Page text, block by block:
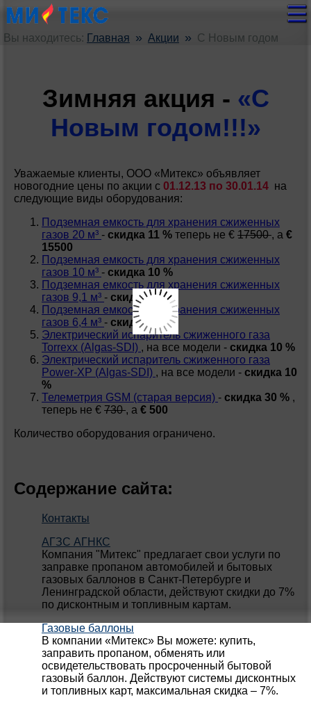
Вы находитесь: Главная » Акции » С Новым годом
Зимняя акция - «С
Новым годом!!!»
Уважаемые клиенты, ООО «Митекс» объявляет
новогодние цены по акции с 01.12.13 по 30.01.14 на
следующие виды оборудования:
Подземная емкость для хранения сжиженных
газов 20 м³ - скидка 11 % теперь не € 17500, а €
15500
Подземная емкость для хранения сжиженных
газов 10 м³ - скидка 10 %
Подземная емкость для хранения сжиженных
газов 9,1 м³ - скидка 10 %
Подземная емкость для хранения сжиженных
газов 6,4 м³ - скидка 5 %
Электрический испаритель сжиженного газа
Torrexx (Algas-SDI) , на все модели - скидка 10 %
Электрический испаритель сжиженного газа
Power-XP (Algas-SDI) , на все модели - скидка 10
%
Телеметрия GSM (старая версия) - скидка 30 % ,
теперь не € 730, а € 500
Количество оборудования ограничено.
Содержание сайта:
Контакты
АГЗС АГНКС
Компания "Митекс" предлагает свои услуги по
заправке пропаном автомобилей и бытовых
газовых баллонов в Санкт-Петербурге и
Ленинградской области, действуют скидки до 7%
по дисконтным и топливным картам.
Газовые баллоны
В компании «Митекс» Вы можете: купить,
заправить пропаном, обменять или
освидетельствовать просроченный бытовой
газовый баллон. Действуют системы дисконтных
и топливных карт, максимальная скидка – 7%.